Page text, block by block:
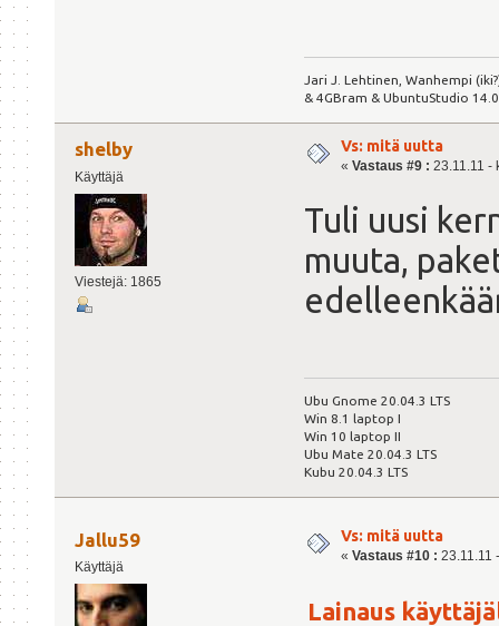
Jari J. Lehtinen, Wanhempi
& 4GBram & UbuntuStudio
shelby
Käyttäjä
Viestejä: 1865
Vs: mitä uutta
« Vastaus #9 : 23.11.11 -
Tuli uusi
muuta,
Ubu Gnome 20.04.3 LTS
Win 8.1 laptop I
Win 10 laptop II
Ubu Mate 20.04.3 LTS
Kubu 20.04.3 LTS
Jallu59
Käyttäjä
Vs: mitä uutta
« Vastaus #10 : 23.11.11
Lainaus